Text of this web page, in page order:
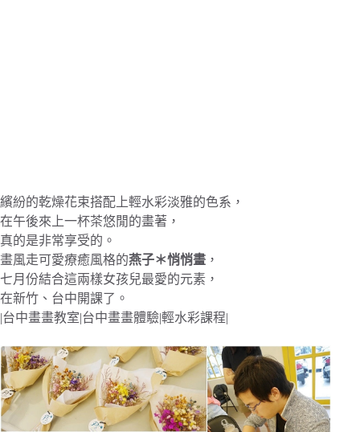
繽紛的乾燥花束搭配上輕水彩淡雅的色系，
在午後來上一杯茶悠閒的畫著，
真的是非常享受的。
畫風走可愛療癒風格的燕子＊悄悄畫 ，
七月份結合這兩樣女孩兒最愛的元素，
在新竹、台中開課了。
|台中畫畫教室|台中畫畫體驗|輕水彩課程|